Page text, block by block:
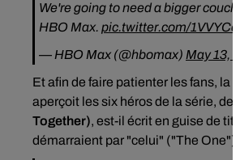
We're going to need a bigger
HBO Max. pic.twitter.com/
— HBO Max (@hbomax) May 13,
Et afin de faire patienter les fans, la
aperçoit les six héros de la série, de
Together), est-il écrit en guise de
démarraient par "celui" ("The One").